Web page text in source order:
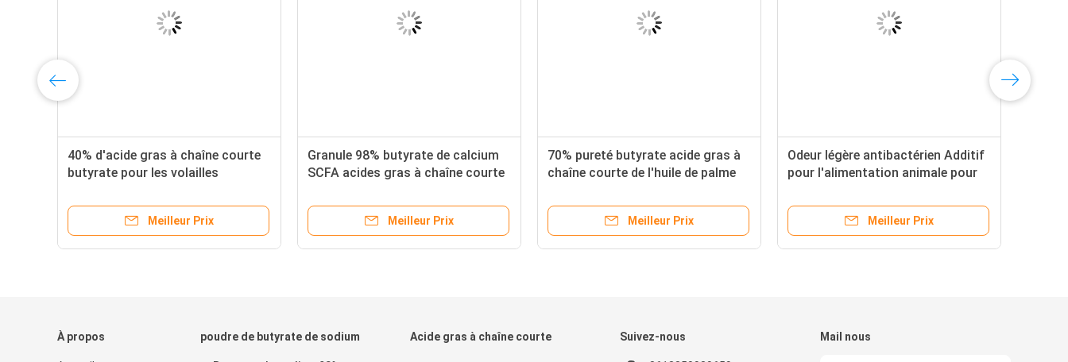
40% d'acide gras à chaîne courte
butyrate pour les volailles
Meilleur Prix
Granule 98% butyrate de calcium
SCFA acides gras à chaîne courte
Meilleur Prix
70% pureté butyrate acide gras à
chaîne courte de l'huile de palme
Meilleur Prix
Odeur légère antibactérien Additif
pour l'alimentation animale pour
Meilleur Prix
À propos poudre de butyrate de sodium Acide gras à chaîne courte Suivez-nous Mail nous